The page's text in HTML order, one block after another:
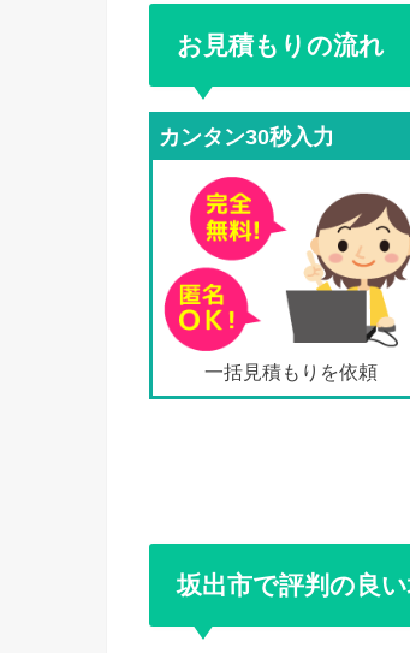
お見積もりの流れ
カンタン30秒入力
一括見積もりを依頼
坂出市で評判の良